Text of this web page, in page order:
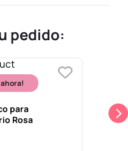
pedido:
para
Rosa